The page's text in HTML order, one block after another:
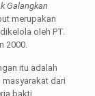
Galangkan
merupakan
oleh PT.
2000.
itu adalah
dari
bakti